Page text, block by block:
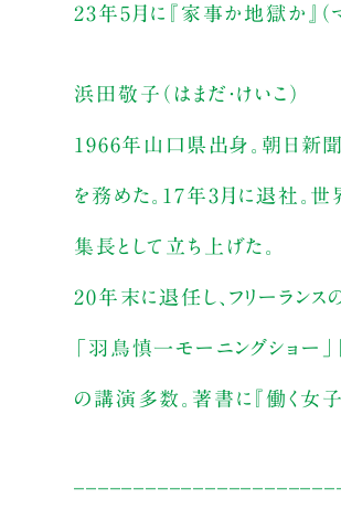
23年5月に『家事か地獄か』（
浜田敬子（はまだ・けいこ）
1966年山口県出身。朝日新
を務めた。17年3月に退社。
集長として立ち上げた。
20年末に退任し、フリーランスの
「羽鳥慎一モーニングショー
の講演多数。著書に『働く女